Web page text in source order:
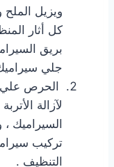
ويزيل الملح
كل أثار
بريق
جلي
الحرص علي
لآزالة
السيراميك
تركيب
التنظيف .